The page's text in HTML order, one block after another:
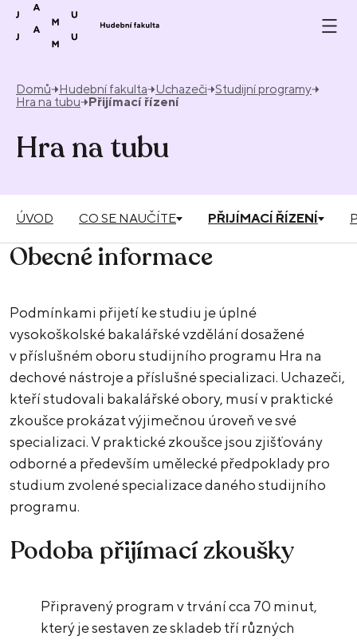
Přeskočit na obsah
Domů Hudební fakulta Uchazeči Studijní programy
Hra na tubu
Přijímací řízení
Hra na tubu
ÚVOD CO SE NAUČÍTE PŘIJÍMACÍ ŘÍZENÍ
Obecné informace
Podmínkami přijetí ke studiu je úplné
vysokoškolské bakalářské vzdělání dosažené
v příslušném oboru studijního programu Hra na
dechové nástroje a příslušné specializaci. Uchazeči,
kteří studovali bakalářské obory, musí v praktické
zkoušce prokázat výjimečnou úroveň ve své
specializaci. V praktické zkoušce jsou zjišťovány
odborné a především umělecké předpoklady pro
studium zvolené specializace daného studijního
programu.
Podoba přijímací zkoušky
Připravený program v trvání cca 70 minut,
který je sestaven ze skladeb tří různých